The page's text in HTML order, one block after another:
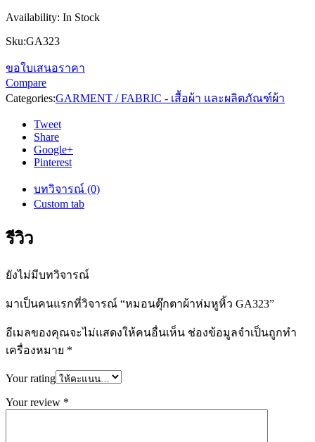
Availability: In Stock
Sku:GA323
ขอใบเสนอราคา
Compare
Categories:GARMENT / FABRIC - เสื้อผ้า และผลิตภัณฑ์ผ้า
Tweet
Share
Google+
Pinterest
บทวิจารณ์ (0)
Custom tab
รีวิว
ยังไม่มีบทวิจารณ์
มาเป็นคนแรกที่วิจารณ์ “หมอนตุ๊กตาผ้าห่มหูหิ้ว GA323”
อีเมลของคุณจะไม่แสดงให้คนอื่นเห็น ช่องข้อมูลจำเป็นถูกทำ
เครื่องหมาย *
Your rating
Your review *